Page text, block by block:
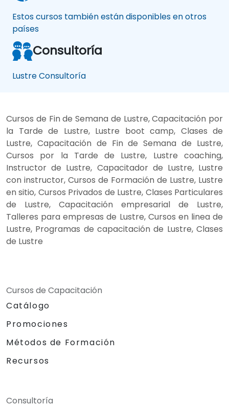
Estos cursos también están disponibles en otros
países
Consultoría
Lustre Consultoría
Cursos de Fin de Semana de Lustre, Capacitación por
la Tarde de Lustre, Lustre boot camp, Clases de
Lustre, Capacitación de Fin de Semana de Lustre,
Cursos por la Tarde de Lustre, Lustre coaching,
Instructor de Lustre, Capacitador de Lustre, Lustre
con instructor, Cursos de Formación de Lustre, Lustre
en sitio, Cursos Privados de Lustre, Clases Particulares
de Lustre, Capacitación empresarial de Lustre,
Talleres para empresas de Lustre, Cursos en linea de
Lustre, Programas de capacitación de Lustre, Clases
de Lustre
Cursos de Capacitación
Catálogo
Promociones
Métodos de Formación
Recursos
Consultoría